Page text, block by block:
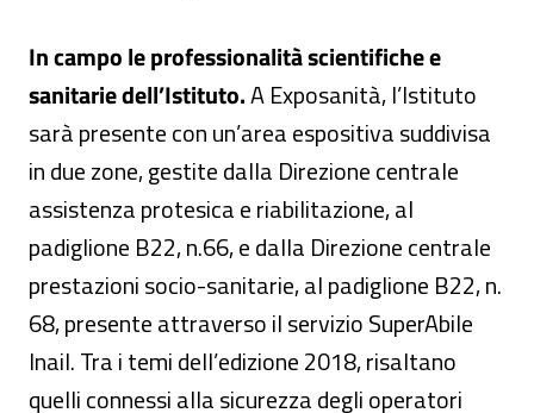
In campo le professionalità scientifiche e
sanitarie dell’Istituto.A Exposanità, l’Istituto
sarà presente con un’area espositiva suddivisa
in due zone, gestite dalla Direzione centrale
assistenza protesica e riabilitazione, al
padiglione B22, n.66, e dalla Direzione centrale
prestazioni socio-sanitarie, al padiglione B22, n.
68, presente attraverso il servizio SuperAbile
Inail. Tra i temi dell’edizione 2018, risaltano
quelli connessi alla sicurezza degli operatori